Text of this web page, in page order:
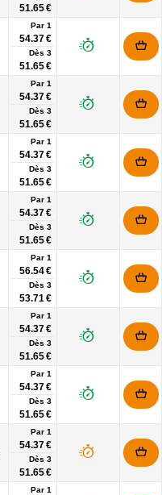
51.65 €
Par 1
54.37 €
Dès 3
51.65 €
Par 1
54.37 €
Dès 3
51.65 €
Par 1
54.37 €
Dès 3
51.65 €
Par 1
54.37 €
Dès 3
51.65 €
Par 1
56.54 €
Dès 3
53.71 €
Par 1
54.37 €
Dès 3
51.65 €
Par 1
54.37 €
Dès 3
51.65 €
Par 1
54.37 €
Dès 3
51.65 €
Par 1